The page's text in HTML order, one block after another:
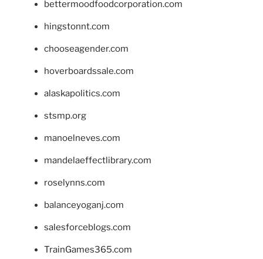
bettermoodfoodcorporation.com
hingstonnt.com
chooseagender.com
hoverboardssale.com
alaskapolitics.com
stsmp.org
manoelneves.com
mandelaeffectlibrary.com
roselynns.com
balanceyoganj.com
salesforceblogs.com
TrainGames365.com